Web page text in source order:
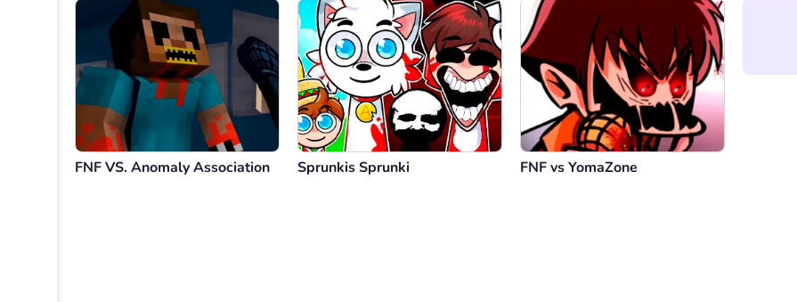
FNF VS. Anomaly Association Sprunkis Sprunki FNF vs YomaZone